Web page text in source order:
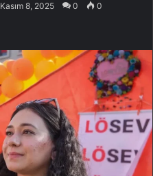
Kasım 8, 2025 0 0